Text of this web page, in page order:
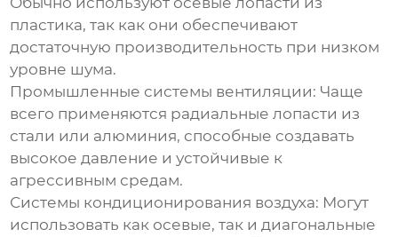
пластика, так как они обеспечивают
достаточную производительность при низком
уровне шума.
Промышленные системы вентиляции: Чаще
всего применяются радиальныелопасти из
стали или алюминия, способные создавать
высокое давление и устойчивые к
агрессивным средам.
Системы кондиционирования воздуха: Могут
использовать как осевые, так и диагональные